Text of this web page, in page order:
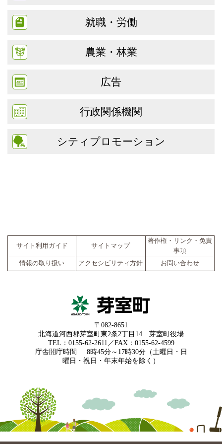
就職・労働
農業・林業
広告
行政関係機関
シティプロモーション
サイト利用ガイド サイトマップ
著作権・リンク・免責
事項
情報の取り扱い
アクセシビリティ方針 お問い合わせ
〒082-8651
北海道河西郡芽室町東2条2丁目14 芽室町役場
TEL：0155-62-2611／FAX：0155-62-4599
庁舎開庁時間
8時45分～17時30分（土曜日・日
曜日・祝日・年末年始を除く）